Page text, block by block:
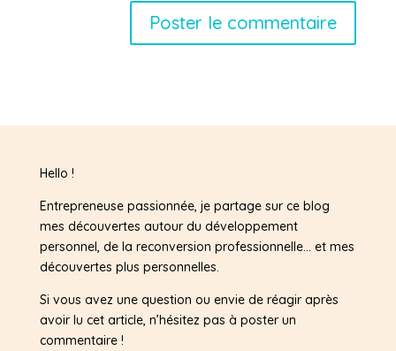
Hello !
Entrepreneuse passionnée, je partage sur ce blog
mes découvertes autour du développement
personnel, de la reconversion professionnelle… et mes
découvertes plus personnelles.
Si vous avez une question ou envie de réagir après
avoir lu cet article, n’hésitez pas à poster un
commentaire !